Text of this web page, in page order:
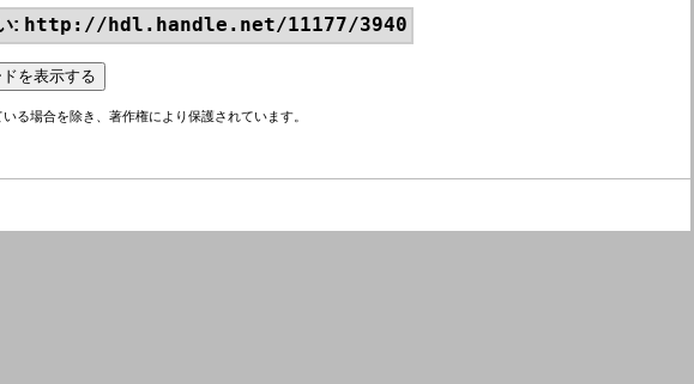
: http://hdl.handle.net/11177/3940
る場合を除き、著作権により保護されています。